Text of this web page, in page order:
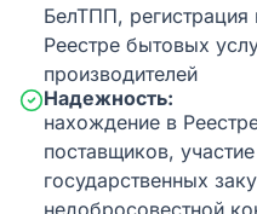
БелТПП,
Реестре бытовых
производителей
Надежность:
нахождение в
поставщиков,
государственных
недобросовестной